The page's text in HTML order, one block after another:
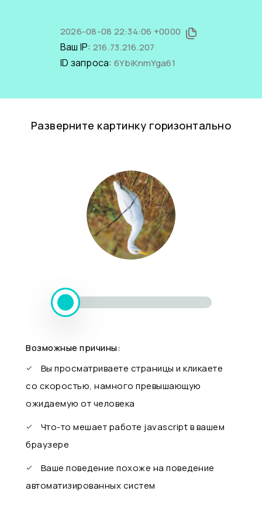
2026-08-08 22:34:06 +0000
Ваш IP: 216.73.216.207
ID запроса: 6YbiKnmYga61
Разверните картинку горизонтально
Возможные причины:
Вы просматриваете страницы и кликаете
со скоростью, намного превышающую
ожидаемую от человека
Что-то мешает работе javascript в вашем
браузере
Ваше поведение похоже на поведение
автоматизированных систем